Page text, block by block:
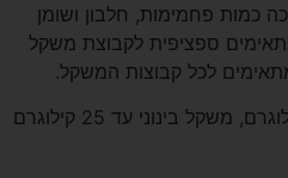
כמות פחמימות, חלבון ושומן
ספציפית לקבוצת משקל
לכל קבוצות המשקל.
קבוצות המשקל הם: עד 10 קילוגרם, משקל בינוני עד 25 קילוגרם